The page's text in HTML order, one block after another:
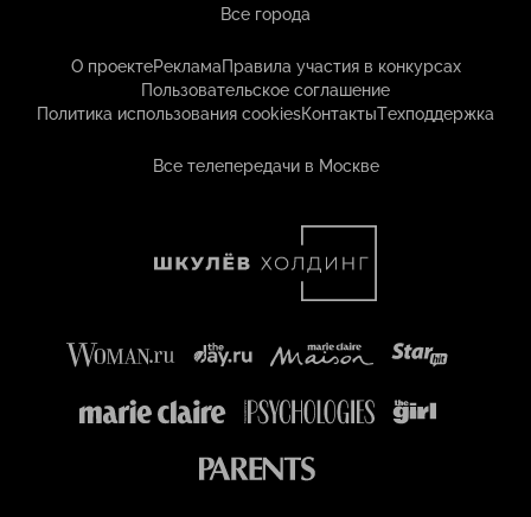
Все города
О проектеРекламаПравила участия в конкурсах
Пользовательское соглашение
Политика использования cookiesКонтактыТехподдержка
Все телепередачи в Москве